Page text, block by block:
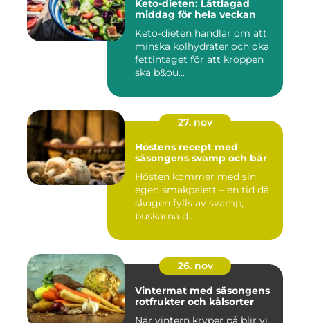
Keto-dieten: Lättlagad
middag för hela veckan
Keto-dieten handlar om att
minska kolhydrater och öka
fettintaget för att kroppen
ska b&ou...
27. nov
Höstens recept med
säsongens svamp och bär
Hösten kommer med sin
egen smakpalett – en tid då
skogen fylls av svamp,
buskarna d...
26. nov
Vintermat med säsongens
rotfrukter och kålsorter
När vintern kryper på blir vi